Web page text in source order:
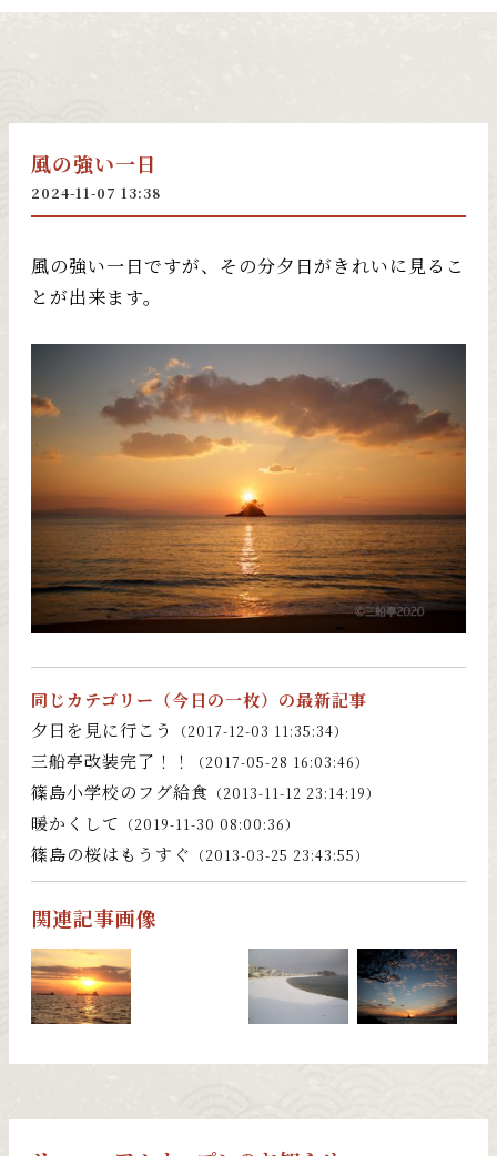
風の強い一日
2024-11-07 13:38
風の強い一日ですが、その分夕日がきれいに見るこ
とが出来ます。
同じカテゴリー（今日の一枚）の最新記事
夕日を見に行こう
（2017-12-03 11:35:34）
三船亭改装完了！！ （2017-05-28 16:03:46）
篠島小学校のフグ給食 （2013-11-12 23:14:19）
暖かくして （2019-11-30 08:00:36）
篠島の桜はもうすぐ （2013-03-25 23:43:55）
関連記事画像